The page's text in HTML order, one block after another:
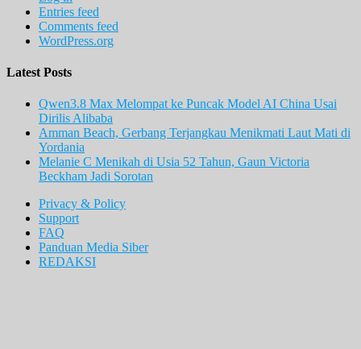
Entries feed
Comments feed
WordPress.org
Latest Posts
Qwen3.8 Max Melompat ke Puncak Model AI China Usai
Dirilis Alibaba
Amman Beach, Gerbang Terjangkau Menikmati Laut Mati di
Yordania
Melanie C Menikah di Usia 52 Tahun, Gaun Victoria
Beckham Jadi Sorotan
Privacy & Policy
Support
FAQ
Panduan Media Siber
REDAKSI